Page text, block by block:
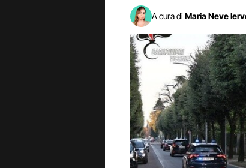
A cura di Maria Neve